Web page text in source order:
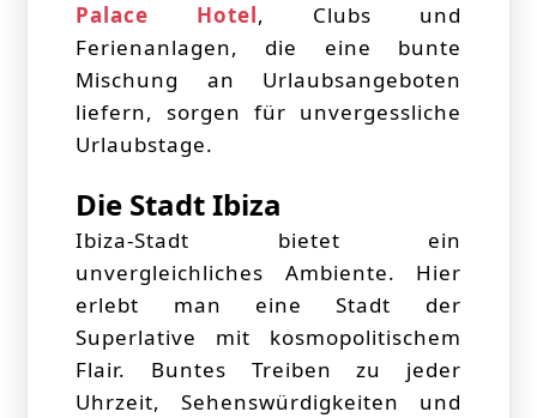
Palace Hotel, Clubs und
Ferienanlagen, die eine bunte
Mischung an Urlaubsangeboten
liefern, sorgen für unvergessliche
Urlaubstage.
Die Stadt Ibiza
Ibiza-Stadt bietet ein
unvergleichliches Ambiente. Hier
erlebt man eine Stadt der
Superlative mit kosmopolitischem
Flair. Buntes Treiben zu jeder
Uhrzeit, Sehenswürdigkeiten und